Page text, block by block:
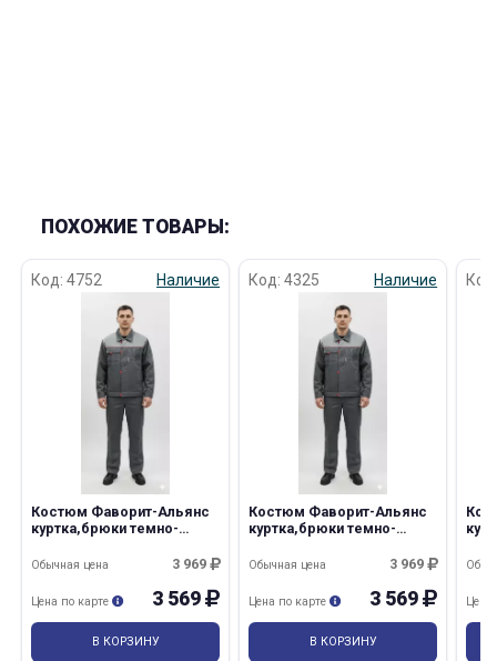
ПОХОЖИЕ ТОВАРЫ:
Код: 4752 Наличие
Костюм Фаворит-Альянс
куртка,брюки темно-
3 969
Обычная цена
3 569
Цена по карте
В КОРЗИНУ
Код: 4325 Наличие
Костюм Фаворит-Альянс
куртка,брюки темно-
3 969
Обычная цена
3 569
Цена по карте
В КОРЗИНУ
Цена